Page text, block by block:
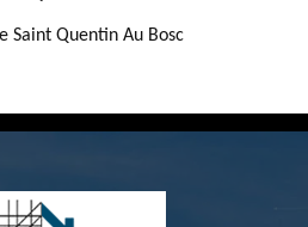
Saint Quentin Au Bosc